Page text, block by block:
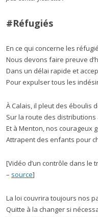
#Réfugiés
En ce qui concerne les
Nous devons faire preuve
Dans un délai rapide et
Pour expulser tous les
À Calais, il pleut des éboulis
Sur la route des
Et à Menton, nos courageux
Attrapent des enfants pour
[Vidéo d’un contrôle dans le
– source]
La loi couvrira toujours nos
Quitte à la changer si